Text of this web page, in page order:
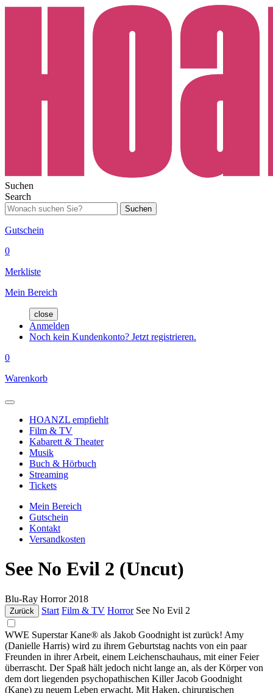
Suchen
Search
Suchen
Gutschein
0
Merkliste
Mein Bereich
close
Anmelden
Noch kein Kundenkonto? Jetzt registrieren.
0
Warenkorb
HOANZL empfiehlt
Film & TV
Kabarett & Theater
Musik
Buch & Hörbuch
Streaming
Tickets
Mein Bereich
Gutschein
Kontakt
Versandkosten
See No Evil 2 (Uncut)
Blu-Ray Horror 2018
Zurück Start Film & TV Horror See No Evil 2
WWE Superstar Kane® als Jakob Goodnight ist zurück! Amy
(Danielle Harris) wird zu ihrem Geburtstag nachts von ein paar
Freunden in ihrer Arbeit, einem Leichenschauhaus, mit einer Feier
überrascht. Der Spaß hält jedoch nicht lange an, als der Körper von
dem dort liegenden psychopathischen Killer Jacob Goodnight
(Kane) zu neuem Leben erwacht. Mit Haken, chirurgischen